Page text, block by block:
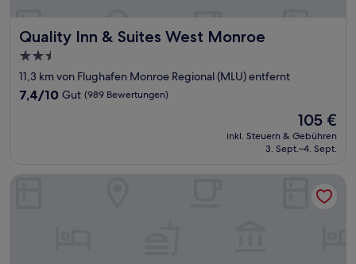
Quality Inn & Suites West Monroe
Quality Inn & Suites West Monroe
2.5-
Sterne-
Unterkunft
11,3 km von Flughafen Monroe Regional (MLU) entfernt
7.4
7,4/10 Gut (989 Bewertungen)
Der
Preis
beträgt
105 €
inkl. Steuern & Gebühren
3. Sept.–4. Sept.